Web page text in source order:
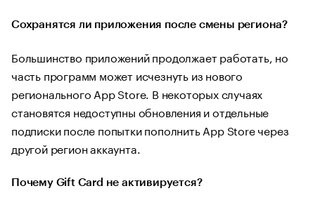
Сохранятся ли приложения после смены региона?
Большинство приложений продолжает работать, но
часть программ может исчезнуть из нового
регионального App Store. В некоторых случаях
становятся недоступны обновления и отдельные
подписки после попытки пополнить App Store через
другой регион аккаунта.
Почему Gift Card не активируется?